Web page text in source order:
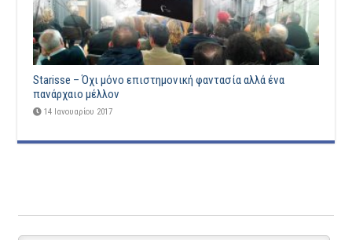
Starisse – Όχι μόνο επιστημονική φαντασία αλλά ένα
πανάρχαιο μέλλον
14 Ιανουαρίου 2017